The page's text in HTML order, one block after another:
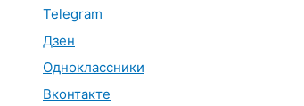
Telegram
Дзен
Одноклассники
Вконтакте